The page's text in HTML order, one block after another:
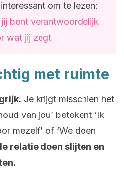
om te lezen:
bent verantwoordelijk
wat jij zegt
met ruimte
Je krijgt misschien het
van jou’ betekent ‘Ik
mezelf’ of ‘We doen
relatie doen slijten en